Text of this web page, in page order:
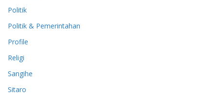
Politik
Politik & Pemerintahan
Profile
Religi
Sangihe
Sitaro